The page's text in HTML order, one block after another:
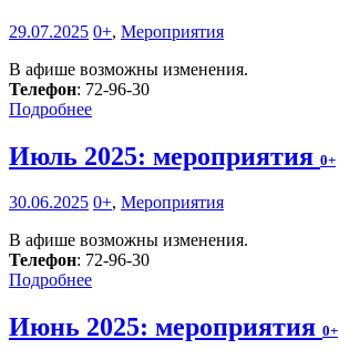
29.07.2025 0+, Мероприятия
В афише возможны изменения.
Телефон: 72-96-30
Подробнее
Июль 2025: мероприятия 0+
30.06.2025 0+, Мероприятия
В афише возможны изменения.
Телефон: 72-96-30
Подробнее
Июнь 2025: мероприятия 0+